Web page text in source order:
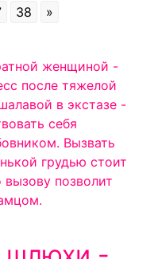
38 »
женщиной -
после тяжелой
в экстазе -
себя
Вызвать
грудью стоит
позволит